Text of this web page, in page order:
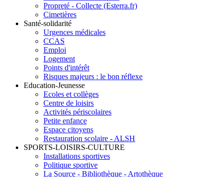
Propreté - Collecte (Esterra.fr)
Cimetières
Santé-solidarité
Urgences médicales
CCAS
Emploi
Logement
Points d'intérêt
Risques majeurs : le bon réflexe
Education-Jeunesse
Ecoles et collèges
Centre de loisirs
Activités périscolaires
Petite enfance
Espace citoyens
Restauration scolaire - ALSH
SPORTS-LOISIRS-CULTURE
Installations sportives
Politique sportive
La Source - Bibliothèque - Artothèque